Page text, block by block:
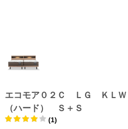
エコモア０２Ｃ ＬＧ ＫＬ
（ハード） Ｓ＋Ｓ
(1)